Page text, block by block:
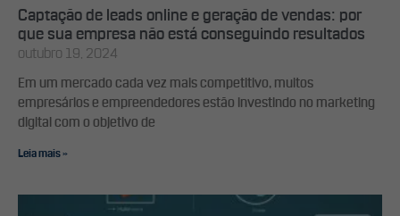
Captação de leads online e geração de vendas: por
que sua empresa não está conseguindo resultados
outubro 19, 2024
Em um mercado cada vez mais competitivo, muitos
empresários e empreendedores estão investindo no marketing
digital com o objetivo de
Leia mais »